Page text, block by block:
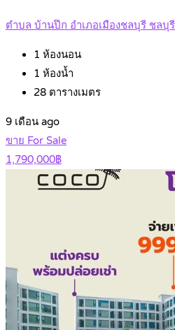
ตำบล บ้านปึก อำเภอเมืองชลบุรี ชลบุ
1 ห้องนอน
1 ห้องน้ำ
28 ตารางเมตร
9 เดือน ago
ขาย For Sale
1,790,000฿